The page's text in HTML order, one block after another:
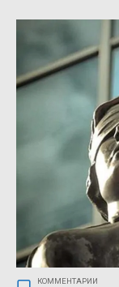
КОММЕНТАРИИ